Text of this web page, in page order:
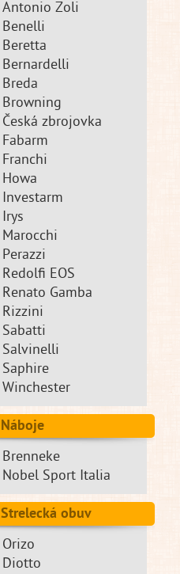
Antonio Zoli
Benelli
Beretta
Bernardelli
Breda
Browning
Česká zbrojovka
Fabarm
Franchi
Howa
Investarm
Irys
Marocchi
Perazzi
Redolfi EOS
Renato Gamba
Rizzini
Sabatti
Salvinelli
Saphire
Winchester
Náboje
Brenneke
Nobel Sport Italia
Strelecká obuv
Orizo
Diotto